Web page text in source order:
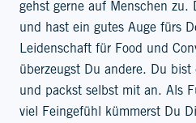
gehst gerne auf Menschen zu.
und hast ein gutes Auge fürs
Leidenschaft für Food und
überzeugst Du andere. Du
und packst selbst mit an. Als
viel Feingefühl kümmerst Du